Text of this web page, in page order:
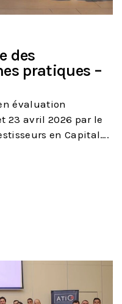
des
pratiques –
évaluation
23 avril 2026 par le
en Capital….